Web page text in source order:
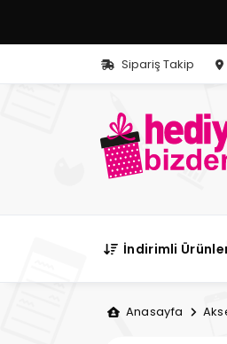
Sipariş Takip
İndirimli
Anasayfa